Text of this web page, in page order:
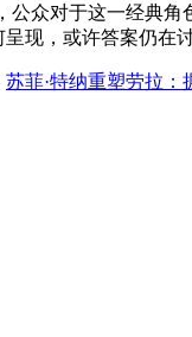
公众对于这一经典
现，或许答案仍在讨
苏菲·特纳重塑劳拉